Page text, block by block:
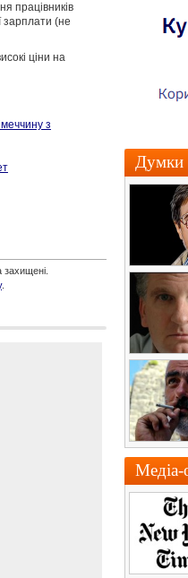
працівників
зарплати (не
ціни на
з
.
Думки
Медіа-